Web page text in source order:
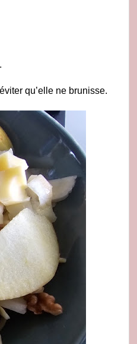
qu’elle ne brunisse.